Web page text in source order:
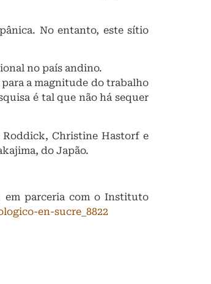
No entanto, este sítio
no país andino.
para a magnitude do trabalho
é tal que não há sequer
Roddick, Christine Hastorf e
do Japão.
em parceria com o Instituto
en-sucre_8822